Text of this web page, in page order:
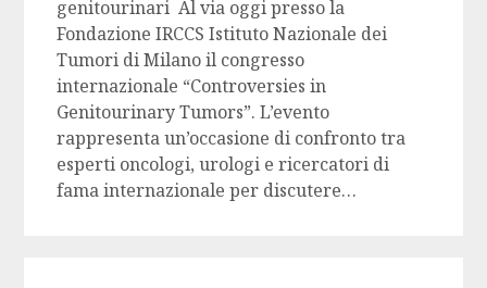
genitourinari Al via oggi presso la
Fondazione IRCCS Istituto Nazionale dei
Tumori di Milano il congresso
internazionale “Controversies in
Genitourinary Tumors”. L’evento
rappresenta un’occasione di confronto tra
esperti oncologi, urologi e ricercatori di
fama internazionale per discutere…